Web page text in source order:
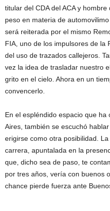
titular del CDA del ACA y
peso en materia de
será reiterada por el mismo
FIA, uno de los impulsores de la
del uso de trazados callejeros.
vez la idea de trasladar nuestro
grito en el cielo. Ahora en un
convencerlo.
En el espléndido espacio que
Aires, también se escuchó
erigirse como otra posibilidad.
carrera, apuntalada en la
que, dicho sea de paso, te
por tres años, vería con buenos
chance pierde fuerza ante